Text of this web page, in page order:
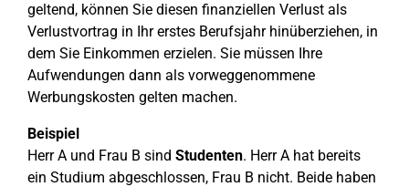
geltend, können Sie diesen finanziellen Verlust als
Verlustvortrag in Ihr erstes Berufsjahr hinüberziehen, in
dem Sie Einkommen erzielen. Sie müssen Ihre
Aufwendungen dann als vorweggenommene
Werbungskosten gelten machen.
Beispiel
Herr A und Frau B sind Studenten. Herr A hat bereits
ein Studium abgeschlossen, Frau B nicht. Beide haben